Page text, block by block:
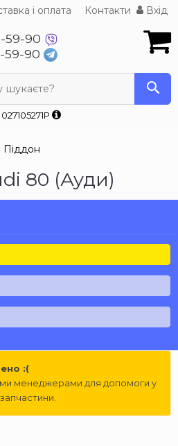
і оплата Контакти Вхід
59-90
59-90
шукаєте?
Піддон
80 (Ауди)
:(
менеджерами для допомоги у